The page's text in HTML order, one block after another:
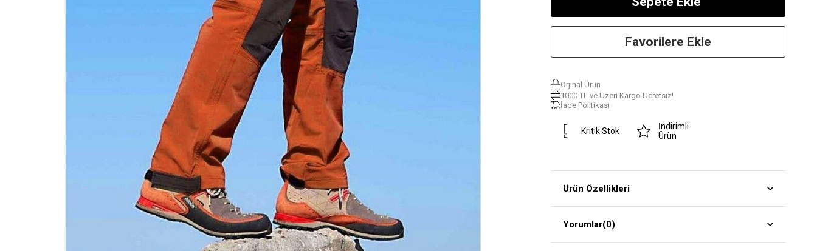
Favorilere Ekle
Orjinal Ürün
1000 TL ve Üzeri Kargo Ücretsiz!
İade Politikası
Kritik Stok
İndirimli
Ürün
Ürün Özellikleri
Yorumlar(0)